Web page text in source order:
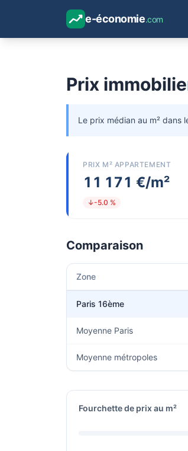
e-économie.com
Prix
Le prix médian au m² dans
PRIX M² APPARTEMENT
11 171 €/m²
↓-5.0 %
Comparaison
Zone
Paris 16ème
Moyenne Paris
Moyenne métropoles
Fourchette de prix au m²